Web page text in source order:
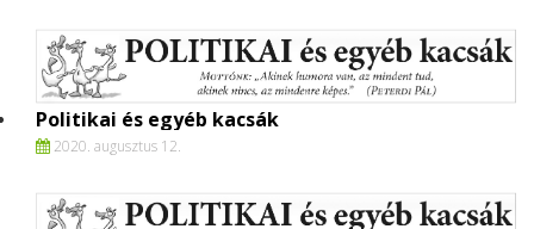
Politikai és egyéb kacsák
2020. augusztus 12.